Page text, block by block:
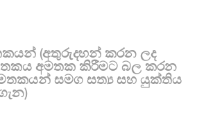
(අතුරුදහන් කරන ලද
අමතක කිරීමට බල කරන
සමග සත්‍ය සහ යුක්තිය